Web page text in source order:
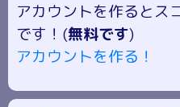
アカウントを作るとス
です！(無料です)
アカウントを作る！